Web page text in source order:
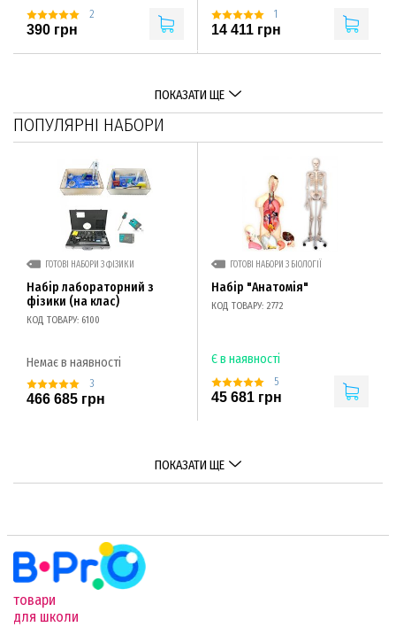
2
390 грн
1
14 411 грн
ПОКАЗАТИ ЩЕ
ПОПУЛЯРНІ НАБОРИ
ГОТОВІ НАБОРИ З ФІЗИКИ
Набір лабораторний з
фізики (на клас)
КОД ТОВАРУ: 6100
Немає в наявності
3
466 685 грн
ГОТОВІ НАБОРИ З БІОЛОГІЇ
Набір "Анатомія"
КОД ТОВАРУ: 2772
Є в наявності
5
45 681 грн
ПОКАЗАТИ ЩЕ
товари
для школи